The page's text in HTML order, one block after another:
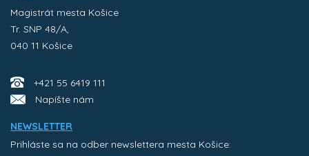
Magistrát mesta Košice
Tr. SNP 48/A,
040 11 Košice
+421 55 6419 111
Napíšte nám
NEWSLETTER
Prihláste sa na odber newslettera mesta Košice: